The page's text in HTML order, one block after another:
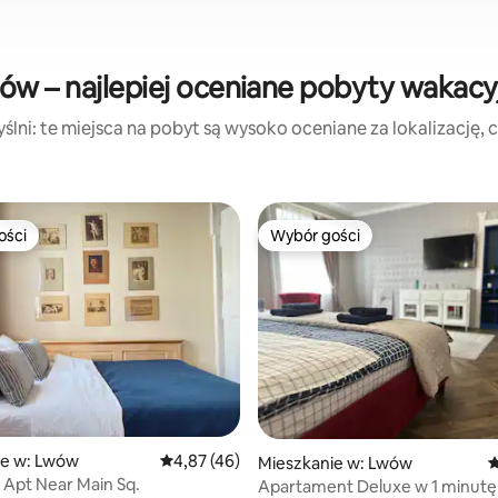
– najlepiej oceniane pobyty
te miejsca na pobyt są wysoko oceniane za lokalizację,
liczba recenzji: 230
w: Lwów Średnia ocena: 4,87 na 5, liczba recenzji: 46
4,87 (46)
Near Main Sq.
Wybór gości
Wybór gości
Mieszkanie w: Lwów
Apartament Deluxe w 1